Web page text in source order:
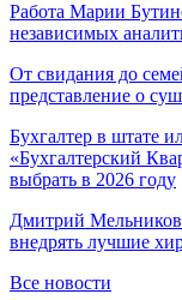
Работа Марии
независимых
От свидания до
представление о
Бухгалтер в штате
«Бухгалтерский
выбрать в 2026 году
Дмитрий
внедрять лучшие
Все новости